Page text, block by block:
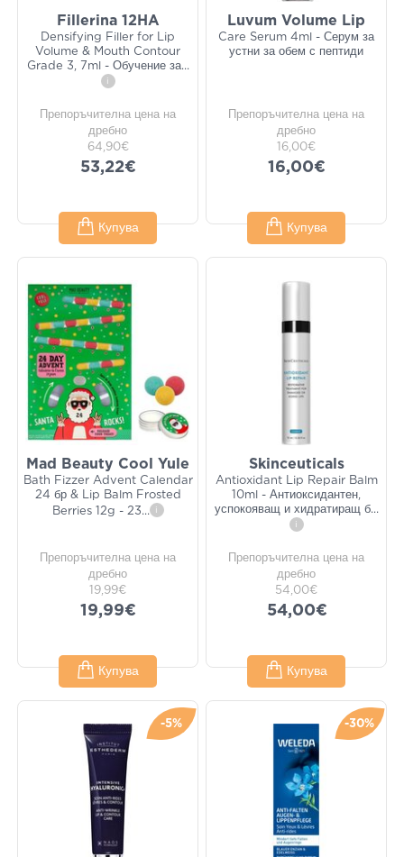
Fillerina 12HA
Densifying Filler for Lip
Volume & Mouth Contour
Grade 3, 7ml - Обучение за...
i
Препоръчителна цена на
дребно
64,90€
53,22€
Купува
Luvum Volume Lip
Care Serum 4ml - Серум за
устни за обем с пептиди
Препоръчителна цена на
дребно
16,00€
16,00€
Купува
Mad Beauty Cool Yule
Bath Fizzer Advent Calendar
24 бр & Lip Balm Frosted
Berries 12g - 23... i
Препоръчителна цена на
дребно
19,99€
19,99€
Купува
Skinceuticals
Antioxidant Lip Repair Balm
10ml - Антиоксидантен,
успокояващ и хидратиращ б...
i
Препоръчителна цена на
дребно
54,00€
54,00€
Купува
-5% -30%